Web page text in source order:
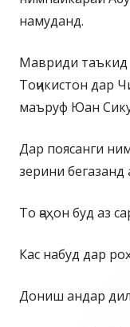
намуданд.
Мавриди таъкид
Тоҷикистон дар
маъруф Юан
Дар поясанги
зерини
То ҷаҳон буд аз
Кас набуд дар
Дониш андар